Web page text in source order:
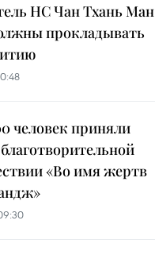
НС Чан Тхань
прокладывать
человек приняли
«Во имя жертв